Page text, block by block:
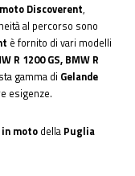
Discoverent,
al percorso sono
è fornito di vari modelli
R 1200 GS, BMW R
gamma di Gelande
esigenze.
in moto della Puglia